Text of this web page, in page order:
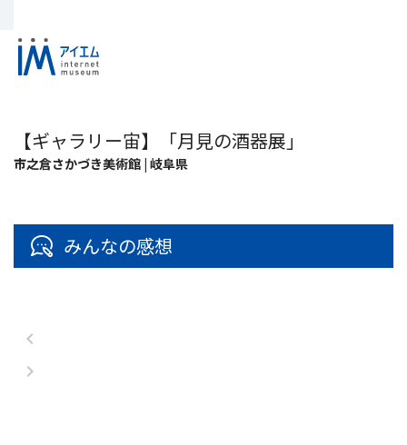
【ギャラリー宙】「月見の酒器展」
市之倉さかづき美術館 | 岐阜県
みんなの感想